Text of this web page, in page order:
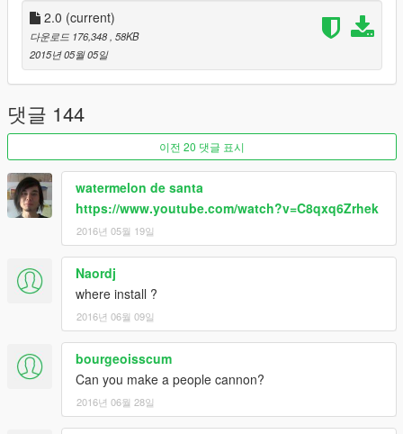
2.0 (current)
다운로드 176,348 , 58KB
2015년 05월 05일
댓글 144
이전 20 댓글 표시
watermelon de santa
https://www.youtube.com/watch?v=C8qxq6Zrhek
2016년 05월 19일
Naordj
where install ?
2016년 06월 09일
bourgeoisscum
Can you make a people cannon?
2016년 06월 28일